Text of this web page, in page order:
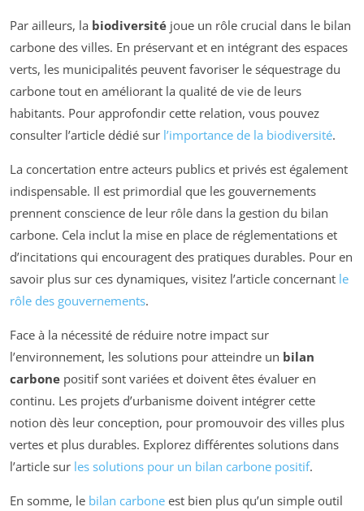
Par ailleurs, la biodiversité joue un rôle crucial dans le bilan
carbone des villes. En préservant et en intégrant des espaces
verts, les municipalités peuvent favoriser le séquestrage du
carbone tout en améliorant la qualité de vie de leurs
habitants. Pour approfondir cette relation, vous pouvez
consulter l’article dédié sur l’importance de la biodiversité.
La concertation entre acteurs publics et privés est également
indispensable. Il est primordial que les gouvernements
prennent conscience de leur rôle dans la gestion du bilan
carbone. Cela inclut la mise en place de réglementations et
d’incitations qui encouragent des pratiques durables. Pour en
savoir plus sur ces dynamiques, visitez l’article concernant le
rôle des gouvernements.
Face à la nécessité de réduire notre impact sur
l’environnement, les solutions pour atteindre un bilan
carbone positif sont variées et doivent êtes évaluer en
continu. Les projets d’urbanisme doivent intégrer cette
notion dès leur conception, pour promouvoir des villes plus
vertes et plus durables. Explorez différentes solutions dans
l’article sur les solutions pour un bilan carbone positif.
En somme, le bilan carbone est bien plus qu’un simple outil